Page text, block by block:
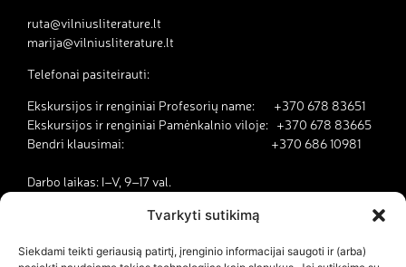
Tvarkyti sutikimą
Siekdami teikti geriausią patirtį, įrenginio informacijai saugoti ir (arba)
ruta@vilniusliterature.lt
marija@vilniusliterature.lt
Telefonai pasiteirauti:
Ekskursijos ir renginiai Profesorių name: +370 678 83651
Ekskursijos ir renginiai Pamėnkalnio viloje: +370 678 83665
Bendri klausimai: +370 686 10981
Darbo laikas: I–V, 9–17 val.
Kodėl Vilnius yra literatūros miestas?